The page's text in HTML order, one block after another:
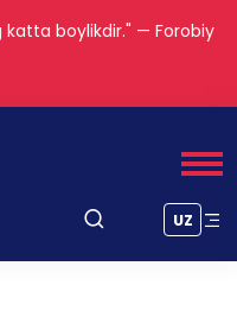
katta boylikdir." — Forobiy
UZ